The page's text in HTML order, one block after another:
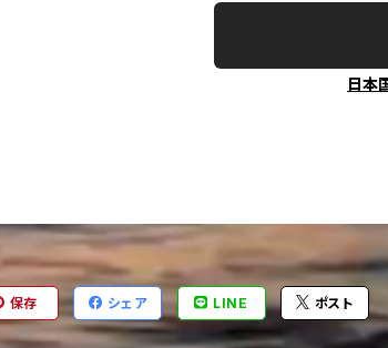
日本
保存 シェア LINE ポスト